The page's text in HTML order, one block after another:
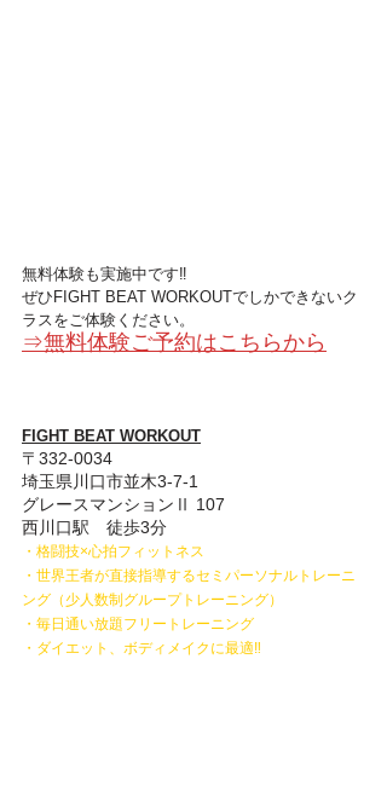
無料体験も実施中です‼
ぜひFIGHT BEAT WORKOUTでしかできないク
ラスをご体験ください。
⇒無料体験ご予約はこちらから
FIGHT BEAT WORKOUT
〒332-0034
埼玉県川口市並木3-7-1
グレースマンションⅡ 107​
西川口駅　徒歩3分
・格闘技×心拍フィットネス
・世界王者が直接指導するセミパーソナルトレーニ
ング（少人数制グループトレーニング）
・毎日通い放題フリートレーニング
・ダイエット、ボディメイクに最適‼